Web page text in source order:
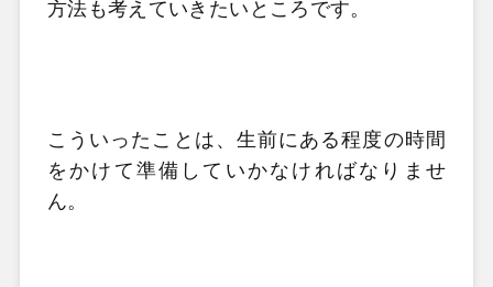
方法も考えていきたいところです。
こういったことは、生前にある程度の時間
をかけて準備していかなければなりませ
ん。